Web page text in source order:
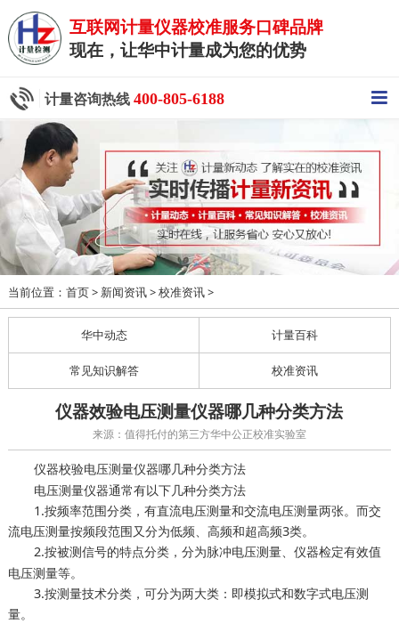
互联网计量仪器校准服务口碑品牌
现在，让华中计量成为您的优势
计量咨询热线 400-805-6188
当前位置： 首页> 新闻资讯> 校准资讯>
华中动态 计量百科
常见知识解答 校准资讯
仪器效验电压测量仪器哪几种分类方法
来源：值得托付的第三方华中公正校准实验室
仪器校验电压测量仪器哪几种分类方法
电压测量仪器通常有以下几种分类方法
1.按频率范围分类，有直流电压测量和交流电压测量两张。而交
流电压测量按频段范围又分为低频、高频和超高频3类。
2.按被测信号的特点分类，分为脉冲电压测量、
仪器检定有效值
电压测量等。
3.按测量技术分类，可分为两大类：即模拟式和数字式电压测
量。